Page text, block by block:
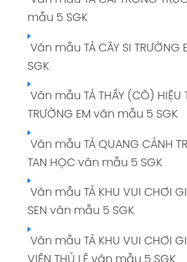
mẫu 5 SGK
Văn mẫu TẢ CÂY SI
SGK
Văn mẫu TẢ THẦY (CÔ) HIỆU
TRƯỜNG EM văn mẫu 5 SGK
Văn mẫu TẢ QUANG CẢNH
TAN HỌC văn mẫu 5 SGK
Văn mẫu TẢ KHU VUI CHƠI
SEN văn mẫu 5 SGK
Văn mẫu TẢ KHU VUI CHƠI
VIÊN THỦ LỆ văn mẫu 5 SGK